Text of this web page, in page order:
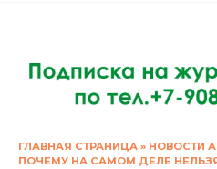
ГЛАВНАЯ СТРАНИЦА » НОВОСТИ
ПОЧЕМУ НА САМОМ ДЕЛЕ